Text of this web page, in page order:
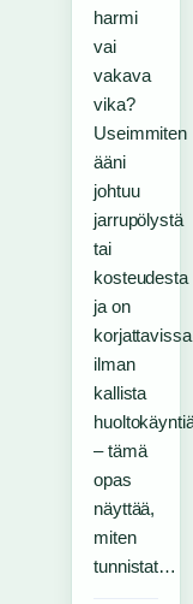
harmi
vai
vakava
vika?
Useimmiten
ääni
johtuu
jarrupölystä
tai
kosteudesta
ja on
korjattavissa
ilman
kallista
– tämä
opas
näyttää,
miten
tunnistat…